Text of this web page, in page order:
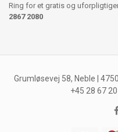
Ring for et gratis og
2867 2080
Grumløsevej 58, Neble |
+45 28 67